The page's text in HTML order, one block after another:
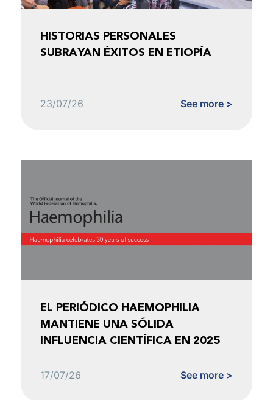
HISTORIAS PERSONALES
SUBRAYAN ÉXITOS EN ETIOPÍA
23/07/26 See more >
EL PERIÓDICO HAEMOPHILIA
MANTIENE UNA SÓLIDA
INFLUENCIA CIENTÍFICA EN 2025
17/07/26 See more >